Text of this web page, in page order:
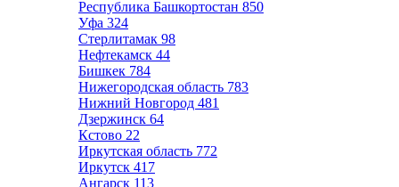
Республика Башкортостан 850
Уфа 324
Стерлитамак 98
Нефтекамск 44
Бишкек 784
Нижегородская область 783
Нижний Новгород 481
Дзержинск 64
Кстово 22
Иркутская область 772
Иркутск 417
Ангарск 113